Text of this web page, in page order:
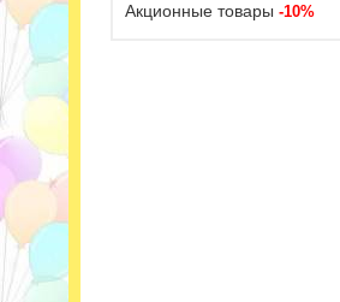
Акционные товары -10%